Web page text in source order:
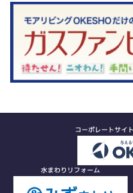
コーポレートサイ
水まわりリフォーム